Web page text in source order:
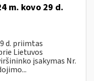
m. kovo 29 d.
d. priimtas
Lietuvos
įsakymas Nr.